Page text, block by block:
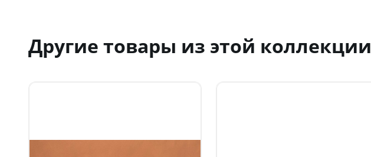
Другие товары из этой коллекции